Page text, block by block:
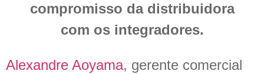
compromisso da distribuidora
com os integradores.
Alexandre Aoyama, gerente comercial